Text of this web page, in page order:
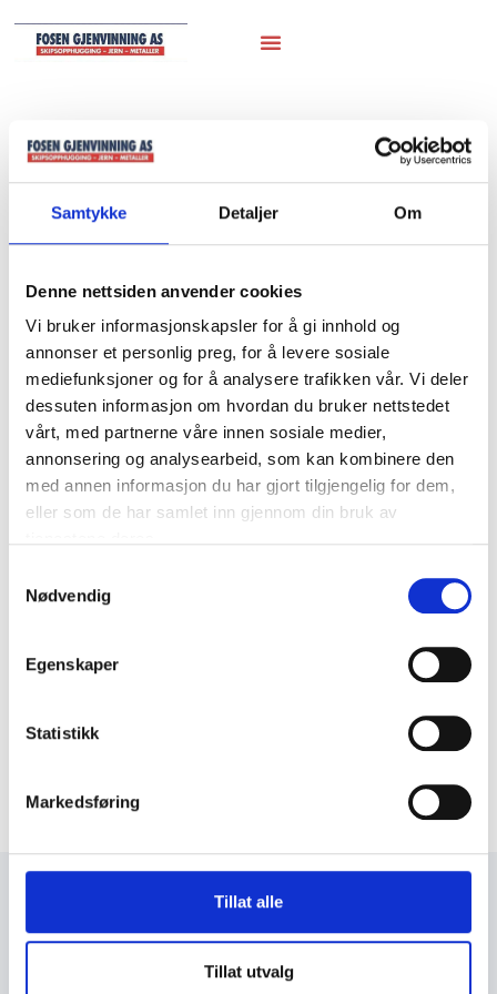
Samtykke Detaljer Om
Denne nettsiden anvender cookies
Vi bruker informasjonskapsler for å gi innhold og
annonser et personlig preg, for å levere sosiale
mediefunksjoner og for å analysere trafikken vår. Vi deler
dessuten informasjon om hvordan du bruker nettstedet
vårt, med partnerne våre innen sosiale medier,
annonsering og analysearbeid, som kan kombinere den
med annen informasjon du har gjort tilgjengelig for dem,
eller som de har samlet inn gjennom din bruk av
Nødvendig
Egenskaper
Statistikk
Markedsføring
Tillat alle
Tillat utvalg
/ 02. Stål kuler
02. Stål kuler
+47 72 53 44 30
knut@fosengjenvinning.no